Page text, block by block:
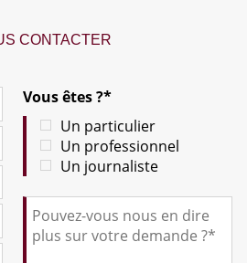
CONTACTER
Vous êtes ?*
Un particulier
Un professionnel
Un journaliste